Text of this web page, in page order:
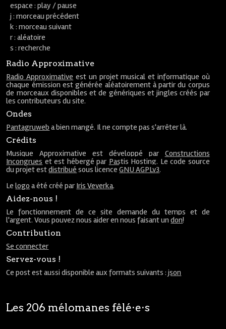
espace : play / pause
j : morceau précédent
k : morceau suivant
r : aléatoire
s : recherche
Radio Approximative
Radio Approximative est un projet musical et informatique où
chaque émission est générée aléatoirement à partir du corpus
de morceaux disponibles et de génériques et jingles créés par
les contributeurs du site.
Ondes
Pantagruweb a bien mangé. Il ne compte pas s'arrêter là.
Crédits
Musique Approximative est développé par Constructions
Incongrues et est hébergé par Pastis Hosting. Le code source
du projet estdistribué sous licenceGNU AGPLv3.
Lelogo a été créé par Iris Veverka.
Aidez-nous !
Le fonctionnement de ce site demande du temps et de
l'argent. Vous pouvez nous aider en nous faisant undon!
Contribution
Se connecter
Servez-vous !
Ce post est aussi disponible aux formats suivants :json
Les 206 mélomanes fêlé⋅e⋅s